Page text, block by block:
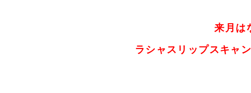
来月は
ラシャスリップスキャ